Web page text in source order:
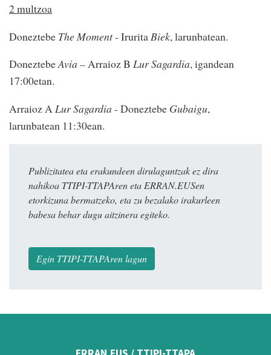
2 multzoa
Doneztebe The Moment - Irurita Biek, larunbatean.
DoneztebeAvia –Arraioz B Lur Sagardia, igandean
17:00etan.
Arraioz A Lur Sagardia - Doneztebe Gubaigu,
larunbatean 11:30ean.
Publizitatea eta erakundeen dirulaguntzak ez dira
nahikoa TTIPI-TTAPAren eta ERRAN.EUSen
etorkizuna bermatzeko, eta zu bezalako irakurleen
babesa behar dugu aitzinera egiteko.
Egin TTIPI-TTAPAren lagun